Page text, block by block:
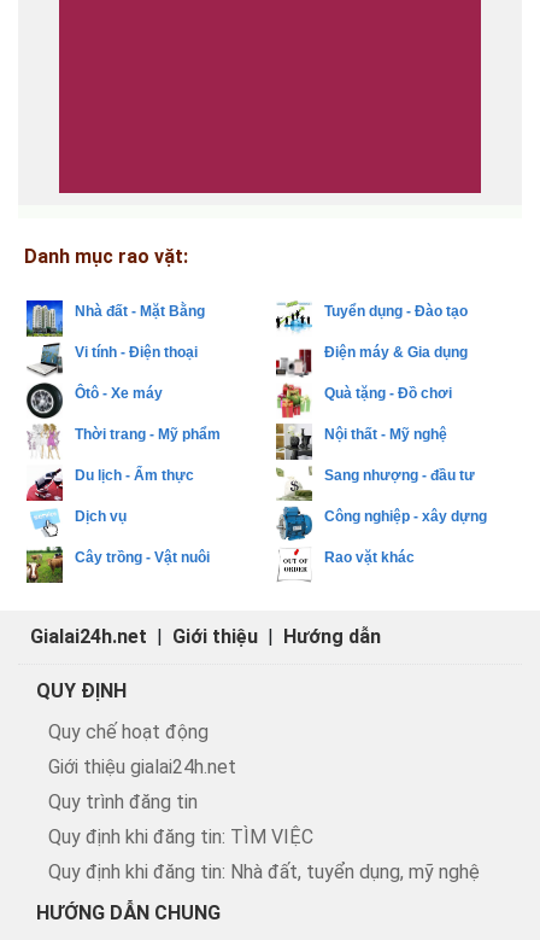
Danh mục rao vặt:
Nhà đất - Mặt Bằng Tuyển dụng - Đào tạo
Vi tính - Điện thoại Điện máy & Gia dụng
Ôtô - Xe máy Quà tặng - Đồ chơi
Thời trang - Mỹ phẩm Nội thất - Mỹ nghệ
Du lịch - Ẩm thực Sang nhượng - đầu tư
Dịch vụ Công nghiệp - xây dựng
Cây trồng - Vật nuôi Rao vặt khác
Gialai24h.net | Giới thiệu | Hướng dẫn
QUY ĐỊNH
Quy chế hoạt động
Giới thiệu gialai24h.net
Quy trình đăng tin
Quy định khi đăng tin: TÌM VIỆC
Quy định khi đăng tin: Nhà đất, tuyển dụng, mỹ nghệ
HƯỚNG DẪN CHUNG